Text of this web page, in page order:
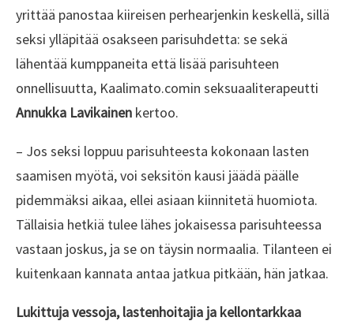
yrittää panostaa kiireisen perhearjenkin keskellä, sillä
seksi ylläpitää osakseen parisuhdetta: se sekä
lähentää kumppaneita että lisää parisuhteen
onnellisuutta, Kaalimato.comin seksuaaliterapeutti
Annukka Lavikainen kertoo.
– Jos seksi loppuu parisuhteesta kokonaan lasten
saamisen myötä, voi seksitön kausi jäädä päälle
pidemmäksi aikaa, ellei asiaan kiinnitetä huomiota.
Tällaisia hetkiä tulee lähes jokaisessa parisuhteessa
vastaan joskus, ja se on täysin normaalia. Tilanteen ei
kuitenkaan kannata antaa jatkua pitkään, hän jatkaa.
Lukittuja vessoja, lastenhoitajia ja kellontarkkaa